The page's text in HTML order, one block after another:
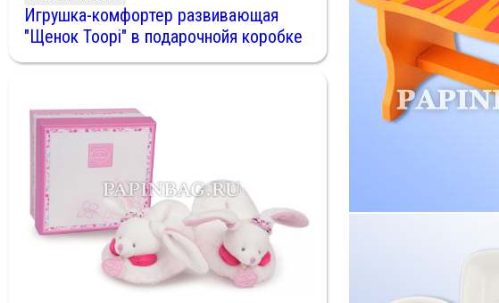
Игрушка-комфортер развивающая
"Щенок Toopi" в подарочнойя коробке